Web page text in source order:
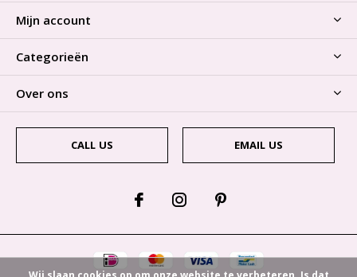
Mijn account
Categorieën
Over ons
CALL US EMAIL US